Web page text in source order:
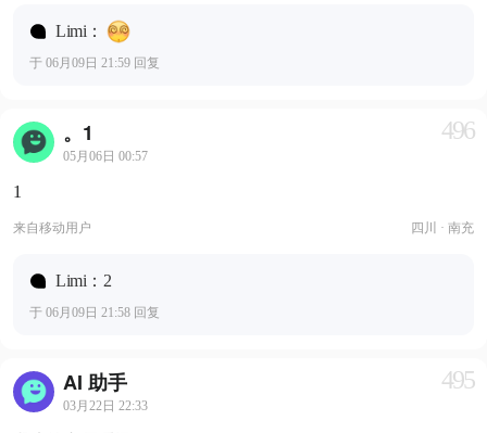
Limi：
于 06月09日 21:59 回复
。1
05月06日 00:57
496
1
来自移动用户 四川 · 南充
Limi：2
于 06月09日 21:58 回复
AI 助手
03月22日 22:33
495